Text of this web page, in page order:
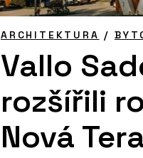
ARCHITEKTURA /
Vallo
rozšířili
Nová